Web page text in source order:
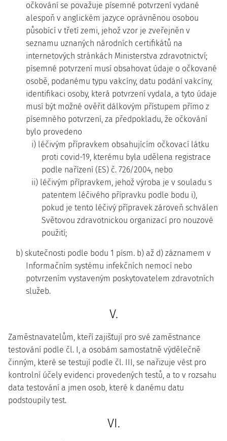
očkování se považuje písemné potvrzení vydané
alespoň v anglickém jazyce oprávněnou osobou
působící v třetí zemi, jehož vzor je zveřejněn v
seznamu uznaných národních certifikátů na
internetových stránkách Ministerstva zdravotnictví;
písemné potvrzení musí obsahovat údaje o očkované
osobě, podanému typu vakcíny, datu podání vakcíny,
identifikaci osoby, která potvrzení vydala, a tyto údaje
musí být možné ověřit dálkovým přístupem přímo z
písemného potvrzení, za předpokladu, že očkování
bylo provedeno
i) léčivým přípravkem obsahujícím očkovací látku
proti covid-19, kterému byla udělena registrace
podle nařízení (ES) č. 726/2004, nebo
ii) léčivým přípravkem, jehož výroba je v souladu s
patentem léčivého přípravku podle bodu i),
pokud je tento léčivý přípravek zároveň schválen
Světovou zdravotnickou organizací pro nouzové
použití;
b) skutečnosti podle bodu 1 písm. b) až d) záznamem v
Informačním systému infekčních nemocí nebo
potvrzením vystaveným poskytovatelem zdravotních
služeb.
V.
Zaměstnavatelům, kteří zajišťují pro své zaměstnance
testování podle čl. I, a osobám samostatně výdělečně
činným, které se testují podle čl. III, se nařizuje vést pro
kontrolní účely evidenci provedených testů, a to v rozsahu
data testování a jmen osob, které k danému datu
podstoupily test.
VI.